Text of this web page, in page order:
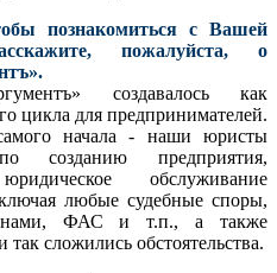
познакомиться с Вашей
пожалуйста, о
создавалось как
цикла для предпринимателей.
начала - наши юристы
созданию предприятия,
обслуживание
любые судебные споры,
ФАС и т.п., а также
так сложились обстоятельства.